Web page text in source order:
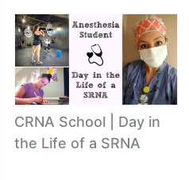
CRNA School | Day in
the Life of a SRNA